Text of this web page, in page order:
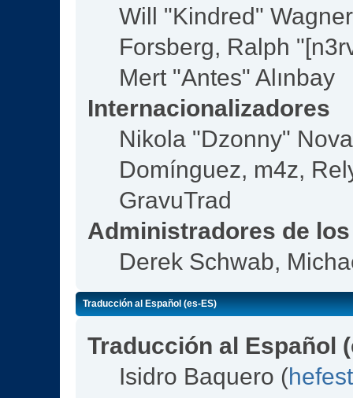
Will "Kindred"
Forsberg, Ralph
Mert "Antes" Alınbay
Internacionalizadores
Nikola "Dzonny"
Domínguez, m4z,
GravuTrad
Administradores de
Derek Schwab,
Traducción al Español (es-ES)
Traducción al Español
Isidro Baquero (